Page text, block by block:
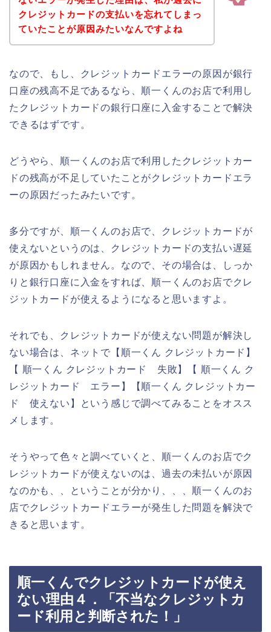
クレジットカードの支払いを忘れてしまっ
ていたことが原因みたいなんですよね
なので、もし、クレジットカードエラーの原因が銀行
口座の残高不足であるなら、順一くんのお店で利用し
たクレジットカードの銀行口座に入金することで解決
できるはずです。
どうやら、順一くんのお店で利用したクレジットカー
ドの残高が不足していたことがクレジットカードエラ
ーの原因だったみたいです。
多分ですが、順一くんのお店で、クレジットカードが
使えないというのは、クレジットカードの支払い遅延
が原因かもしれません。なので、その場合は、しっか
りと銀行口座に入金をすれば、順一くんのお店でクレ
ジットカードが使えるようになると思いますよ。
それでも、クレジットカードが使えない問題が解決し
ない場合は、ネットで【順一くん クレジットカード】
【 順一くん クレジットカード 失敗】【 順一くん ク
レジットカード エラー】【順一くん クレジットカー
ド 使えない】という感じで調べてみることをオスス
メします。
そうやって色々と調べていくと、順一くんのお店でク
レジットカードが使えないのは、過去の未払いが原因
なのかも、、ということが分かり、、、順一くんのお
店でクレジットカードエラーが発生した問題を解決で
きると思います。
順一くんでクレジットカードが使え
ない理由４．「不当なクレジットカ
ード利用と判断された！」